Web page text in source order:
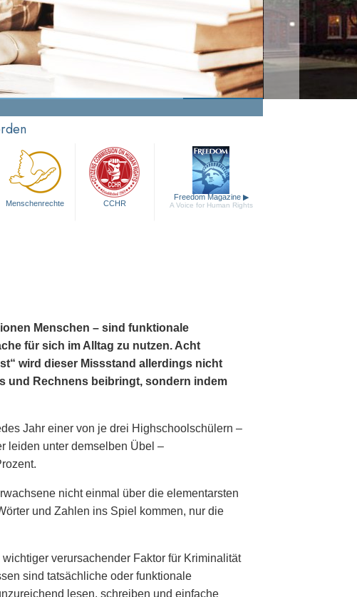
Menschenrechte CCHR
Freedom Magazine ▶
A Voice for Human Rights
Menschen – sind funktionale
für sich im Alltag zu nutzen. Acht
wird dieser Miss­stand allerdings nicht
und Rechnens beibringt, sondern indem
Jahr einer von je drei Highschoolschülern –
leiden unter demselben Übel –
nicht einmal über die elementarsten
und Zahlen ins Spiel kommen, nur die
verursachender Faktor für Kriminalität
sind tatsächliche oder funktionale
lesen, schreiben und einfache